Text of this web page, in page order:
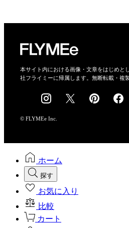
会社概要
採用情報
本サイト内における画像・文章をはじめと
社フライミーに帰属します。無断転載・複
© FLYMEe Inc.
ホーム
探す
お気に入り
比較
カート